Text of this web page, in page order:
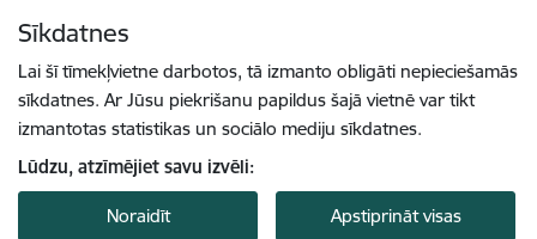
Sīkdatnes
Lai šī tīmekļvietne darbotos, tā izmanto obligāti nepieciešamās
sīkdatnes. Ar Jūsu piekrišanu papildus šajā vietnē var tikt
izmantotas statistikas un sociālo mediju sīkdatnes.
Lūdzu, atzīmējiet savu izvēli:
Noraidīt Apstiprināt visas